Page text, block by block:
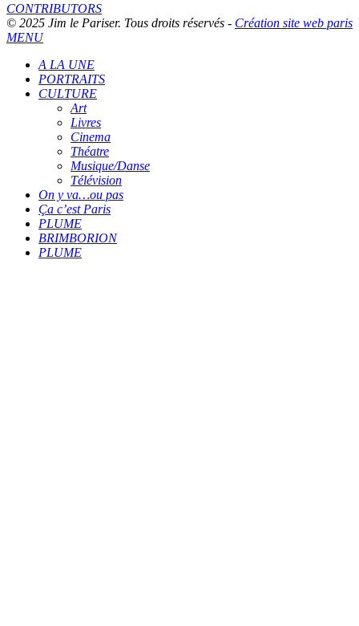
CONTRIBUTORS
© 2025 Jim le Pariser. Tous droits réservés - Création site web paris
MENU
A LA UNE
PORTRAITS
CULTURE
Art
Livres
Cinema
Théatre
Musique/Danse
Télévision
On y va…ou pas
Ça c’est Paris
PLUME
BRIMBORION
PLUME